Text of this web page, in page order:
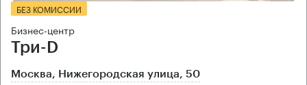
БЕЗ КОМИССИИ
Бизнес-центр
Три-D
Москва, Нижегородская улица, 50